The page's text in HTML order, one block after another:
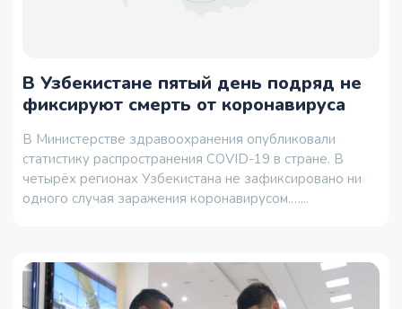
В Узбекистане пятый день подряд не
фиксируют смерть от коронавируса
В Министерстве здравоохранения опубликовали
статистику распространения COVID-19 в стране. В
четырёх регионах Узбекистана не зафиксировано ни
одного случая заражения коронавирусом.…...